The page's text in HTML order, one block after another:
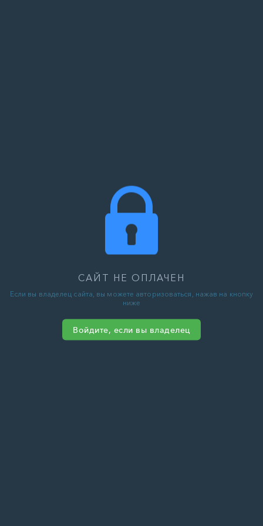
САЙТ НЕ ОПЛАЧЕН
Если вы владелец сайта, вы можете авторизоваться, нажав на кнопку
ниже
Войдите, если вы владелец